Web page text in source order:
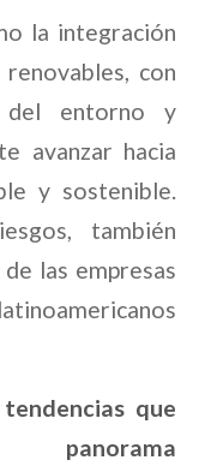
la integración
con
del entorno y
avanzar hacia
y sostenible.
también
las empresas
que